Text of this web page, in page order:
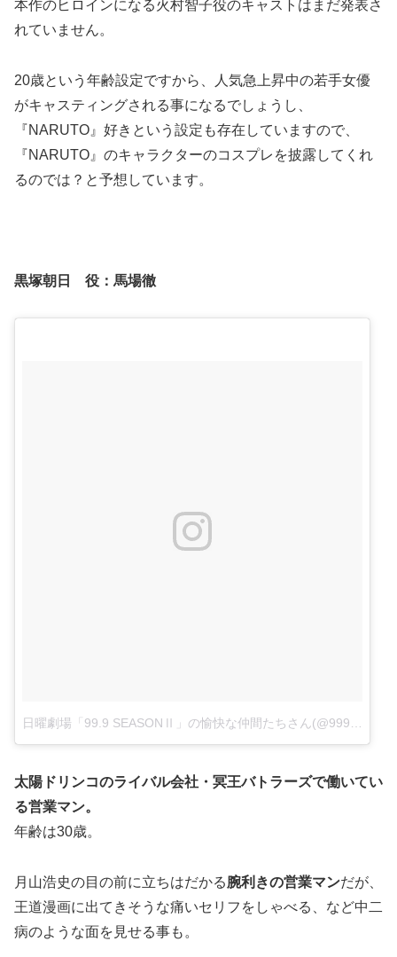
本作のヒロインになる火村智子役のキャストは まだ発表さ
れていません。
20歳という年齢設定ですから、人気急上昇中の若手女優
がキャスティングされる事になるでしょうし、
『NARUTO』好きという設定も存在していますので、
『NARUTO』のキャラクターのコスプレを披露してくれ
るのでは？と予想しています。
黒塚朝日 役： 馬場徹
日曜劇場「99.9 SEASONⅡ」の愉快な仲間たちさん(@999_tbs)がシェアした投稿
太陽ドリンコのライバル会社・冥王バトラーズで働いてい
る営業マン。
年齢は30歳。
月山浩史の目の前に立ちはだかる腕利きの営業マンだが、
王道漫画に出てきそうな痛いセリフをしゃべる、など中二
病のような面を見せる事も。